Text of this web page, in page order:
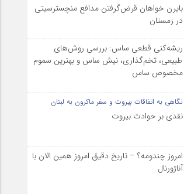
بایرن خواهان قرض‌گرفتن مدافع منچسترسیتی
در زمستان
ریشه‌کنی قطعی ساس: بررسی روش‌های
طبیعی، تخم‌گذاری، نیش ساس و بهترین سموم
مخصوص ساس
نگاهی به اتفاقات بیروت و سفر ماکرون به لبنان
نقدی بر حوادث بیروت
امروز چندومه؟ – تاریخ دقیق امروز همین الان با
آناژورنال